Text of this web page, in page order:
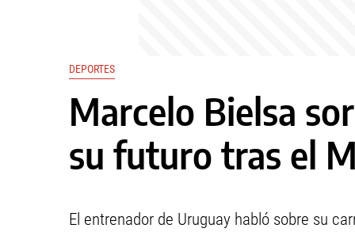
DEPORTES
Marcelo Bielsa
su futuro tras el
El entrenador de Uruguay habló sobre su